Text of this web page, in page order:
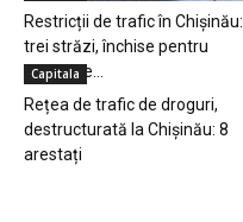
Restricții de trafic în Chișinău:
trei străzi, închise pentru
lucrări de...
Capitala
Rețea de trafic de droguri,
destructurată la Chișinău: 8
arestați